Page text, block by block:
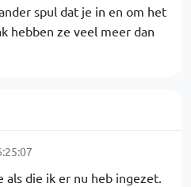
spul dat je in en om het
hebben ze veel meer dan
als die ik er nu heb ingezet.